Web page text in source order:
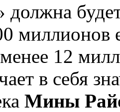
должна
миллионов
менее 12
в себя
Мины